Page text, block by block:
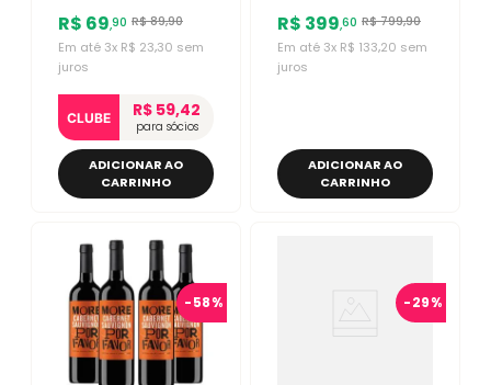
Bordevalle
Carménère 750ml
R$ 69,90 R$89,90
Em até 3x R$ 23,30 sem
juros
CLUBE R$ 59,42
para sócios
ADICIONAR AO
CARRINHO
Valpolicella
Ripasso Alberini
750ml
R$ 399,60 R$799,90
Em até 3x R$ 133,20 sem
juros
ADICIONAR AO
CARRINHO
-58% -29%